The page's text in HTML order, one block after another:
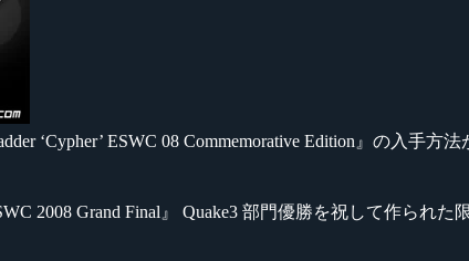
‘Cypher’ ESWC 08 Commemorative Edition』の入手方法
2008 Grand Final』 Quake3 部門優勝を祝して作られ